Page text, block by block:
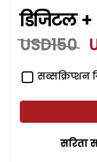
डिजिटल +
USD150
सब्सक्रिप्शन
सरिता